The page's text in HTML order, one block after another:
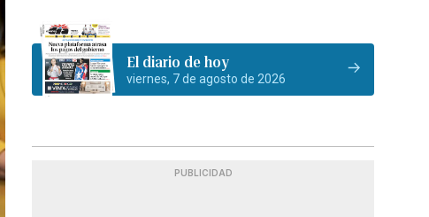
El diario de hoy
viernes, 7 de agosto de 2026
PUBLICIDAD